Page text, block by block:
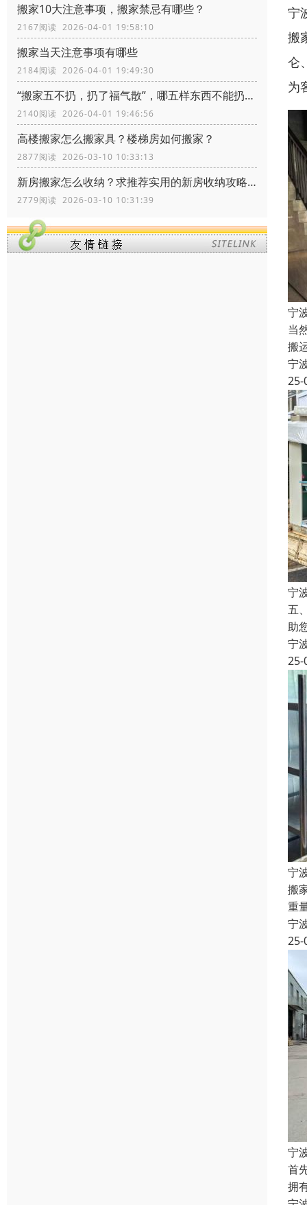
搬家10大注意事项，搬家禁忌有哪些？
2167阅读 2026-04-01 19:58:10
搬家当天注意事项有哪些
2184阅读 2026-04-01 19:49:30
“搬家五不扔，扔了福气散”，哪五样东西不能扔？留着有什么价值
2140阅读 2026-04-01 19:46:56
高楼搬家怎么搬家具？楼梯房如何搬家？
2877阅读 2026-03-10 10:33:13
新房搬家怎么收纳？求推荐实用的新房收纳攻略！
2779阅读 2026-03-10 10:31:39
宁
搬
仑
为
宁
当
搬
宁
25-
宁
五
助
宁
25-
宁
搬
重
宁
25-
宁
首
拥